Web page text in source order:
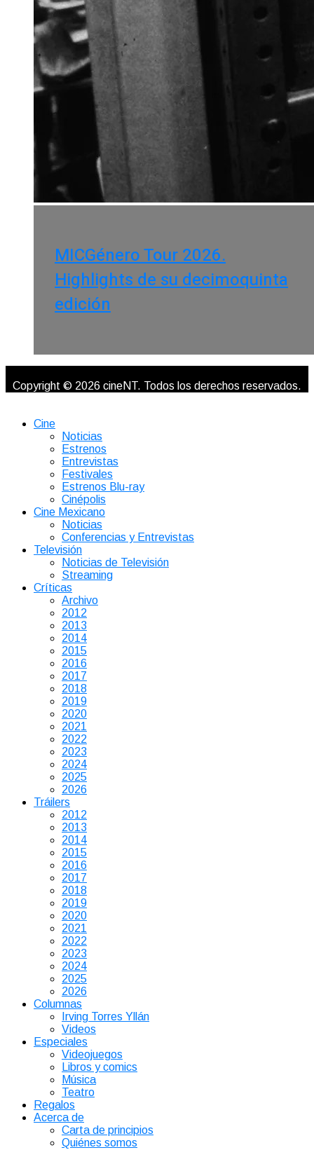
MICGénero Tour 2026.
Highlights de su decimoquinta
edición
Copyright © 2026 cineNT. Todos los derechos reservados.
Cine
Noticias
Estrenos
Entrevistas
Festivales
Estrenos Blu-ray
Cinépolis
Cine Mexicano
Noticias
Conferencias y Entrevistas
Televisión
Noticias de Televisión
Streaming
Críticas
Archivo
2012
2013
2014
2015
2016
2017
2018
2019
2020
2021
2022
2023
2024
2025
2026
Tráilers
2012
2013
2014
2015
2016
2017
2018
2019
2020
2021
2022
2023
2024
2025
2026
Columnas
Irving Torres Yllán
Videos
Especiales
Videojuegos
Libros y comics
Música
Teatro
Regalos
Acerca de
Carta de principios
Quiénes somos